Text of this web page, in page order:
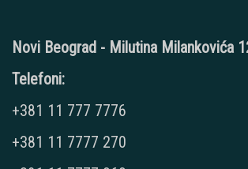
Novi Beograd - Milutina Milankovića
Telefoni:
+381 11 777 7776
+381 11 7777 270